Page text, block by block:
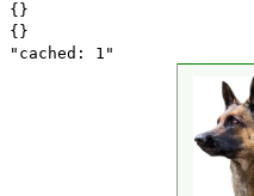
{}
{}
"cached: 1"